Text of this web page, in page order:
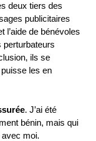
deux tiers des
publicitaires
l’aide de bénévoles
perturbateurs
ils se
les en
. J’ai été
bénin, mais qui
avec moi.